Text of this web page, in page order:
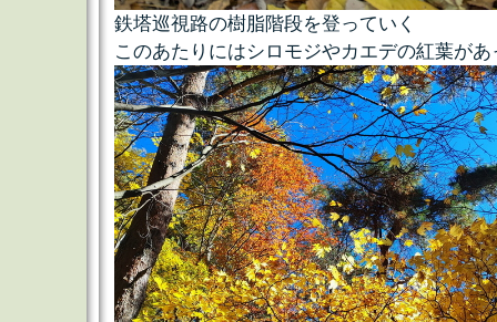
鉄塔巡視路の樹脂階段を登っていく
このあたりにはシロモジやカエデの紅葉があ